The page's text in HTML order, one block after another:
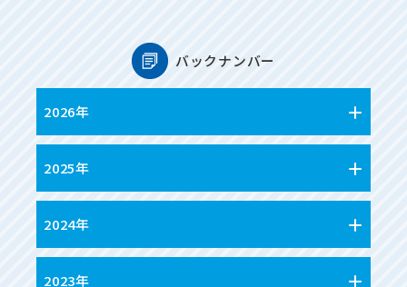
バックナンバー
2026年
2025年
2024年
2023年